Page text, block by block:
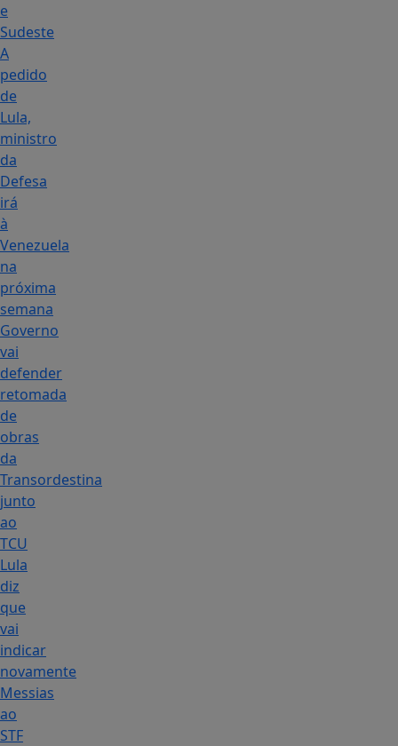
e
Sudeste
A
pedido
de
Lula,
ministro
da
Defesa
irá
à
Venezuela
na
próxima
semana
Governo
vai
defender
retomada
de
obras
da
Transordestina
junto
ao
TCU
Lula
diz
que
vai
indicar
novamente
Messias
ao
STF